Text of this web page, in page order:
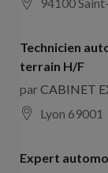
94100
Technicien
terrain H/F
parCABINET
Lyon 69001
Expert